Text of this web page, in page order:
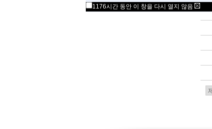
1176시간 동안 이 창을 다시 열지 않음